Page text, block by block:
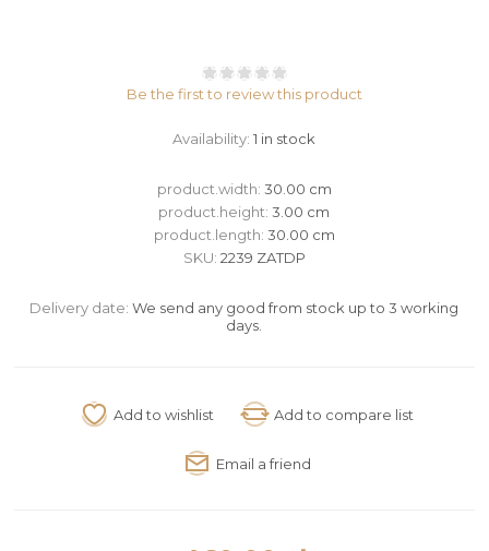
Be the first to review this product
Availability: 1 in stock
product.width: 30.00 cm
product.height:3.00 cm
product.length: 30.00 cm
SKU: 2239 ZATDP
Delivery date: We send any good from stock up to 3 working
days.